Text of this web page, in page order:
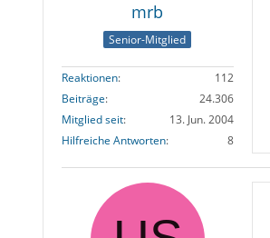
mrb
Senior-Mitglied
Reaktionen
112
Beiträge
24.306
Mitglied seit
13. Jun. 2004
Hilfreiche Antworten
8